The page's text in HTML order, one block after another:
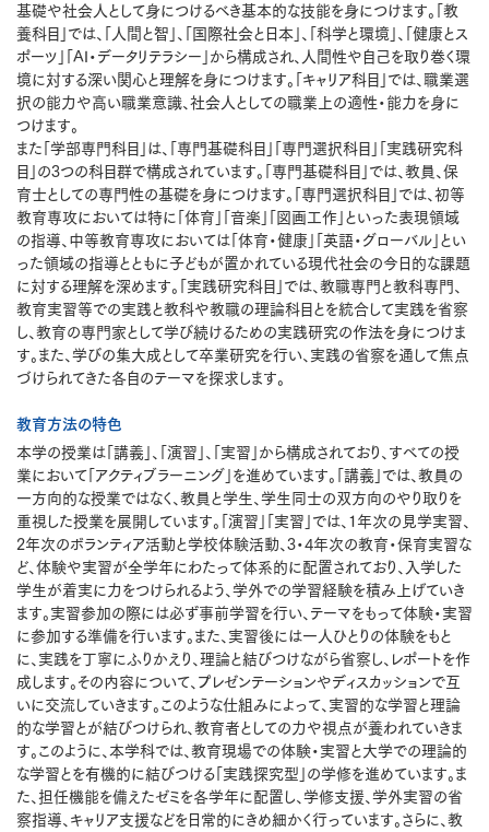
基礎や社会人として身につけるべき基本的な技能を身につけます。「教
養科目」では、「人間と智」、「国際社会と日本」、「科学と環境」、「健康とス
ポーツ」「AI・データリテラシー」から構成され、人間性や自己を取り巻く環
境に対する深い関心と理解を身につけます。「キャリア科目」では、職業選
択の能力や高い職業意識、社会人としての職業上の適性・能力を身に
つけます。
また「学部専門科目」は、「専門基礎科目」「専門選択科目」「実践研究科
目」の3つの科目群で構成されています。「専門基礎科目」では、教員、保
育士としての専門性の基礎を身につけます。「専門選択科目」では、初等
教育専攻においては特に「体育」「音楽」「図画工作」といった表現領域
の指導、中等教育専攻においては「体育・健康」「英語・グローバル」とい
った領域の指導とともに子どもが置かれている現代社会の今日的な課題
に対する理解を深めます。「実践研究科目」では、教職専門と教科専門、
教育実習等での実践と教科や教職の理論科目とを統合して実践を省察
し、教育の専門家として学び続けるための実践研究の作法を身につけま
す。また、学びの集大成として卒業研究を行い、実践の省察を通して焦点
づけられてきた各自のテーマを探求します。
教育方法の特色
本学の授業は「講義」、「演習」、「実習」から構成されており、すべての授
業において「アクティブラーニング」を進めています。「講義」では、教員の
一方向的な授業ではなく、教員と学生、学生同士の双方向のやり取りを
重視した授業を展開しています。「演習」「実習」では、1年次の見学実習、
2年次のボランティア活動と学校体験活動、3・4年次の教育・保育実習な
ど、体験や実習が全学年にわたって体系的に配置されており、入学した
学生が着実に力をつけられるよう、学外での学習経験を積み上げていき
ます。実習参加の際には必ず事前学習を行い、テーマをもって体験・実習
に参加する準備を行います。また、実習後には一人ひとりの体験をもと
に、実践を丁寧にふりかえり、理論と結びつけながら省察し、レポートを作
成します。その内容について、プレゼンテーションやディスカッションで互
いに交流していきます。このような仕組みによって、実習的な学習と理論
的な学習とが結びつけられ、教育者としての力や視点が養われていきま
す。このように、本学科では、教育現場での体験・実習と大学での理論的
な学習とを有機的に結びつける「実践探究型」の学修を進めています。ま
た、担任機能を備えたゼミを各学年に配置し、学修支援、学外実習の省
察指導、キャリア支援などを日常的にきめ細かく行っています。さらに、教